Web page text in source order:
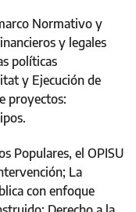
Normativo y
y legales
políticas
y Ejecución de
proyectos:
Populares, el OPISU
La
con enfoque